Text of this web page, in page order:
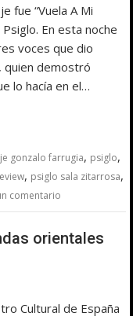
fue “Vuela A Mi
En esta noche
voces que dio
quien demostró
lo hacía en el…
gonzalo farrugia, psiglo,
, psiglo sala zitarrosa,
comentario
orientales
Cultural de España